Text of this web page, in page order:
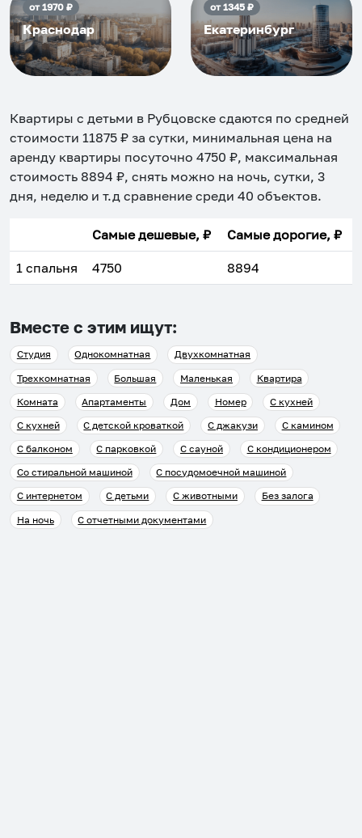
от1970₽
Краснодар
от1345₽
Екатеринбург
Квартиры с детьми в Рубцовске сдаются по средней
стоимости 11875 ₽ за сутки, минимальная цена на
аренду квартиры посуточно 4750 ₽, максимальная
стоимость 8894 ₽, снять можно на ночь, сутки, 3
дня, неделю и т.д сравнение среди 40 объектов.
Самые дешевые, ₽ Самые дорогие, ₽
1 спальня 4750 8894
Вместе с этим ищут:
Студия Однокомнатная
Двухкомнатная
Трехкомнатная
Большая Маленькая
Квартира
Комната
Апартаменты Дом Номер
С кухней
С кухней
С детской кроваткой С джакузи
С камином
С балконом
С парковкой С сауной
С кондиционером
Со стиральной машиной
С посудомоечной машиной
С интернетом
С детьми С животными
Без залога
На ночь
С отчетными документами